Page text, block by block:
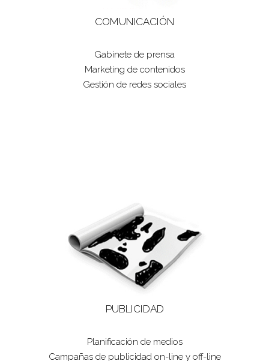
COMUNICACIÓN
Gabinete de prensa
Marketing de contenidos
Gestión de redes sociales
PUBLICIDAD
Planificación de medios
Campañas de publicidad on-line y off-line